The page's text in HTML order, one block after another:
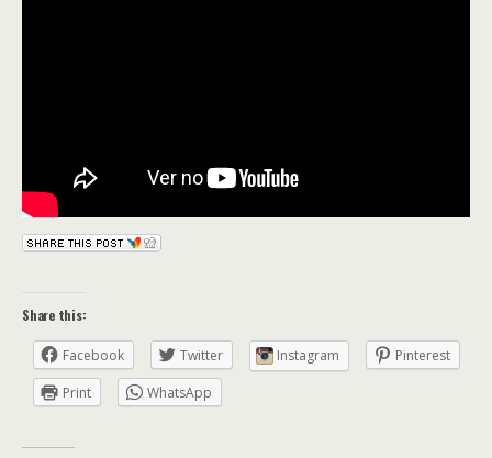
Share this:
Facebook Twitter Instagram
Pinterest
Print
WhatsApp